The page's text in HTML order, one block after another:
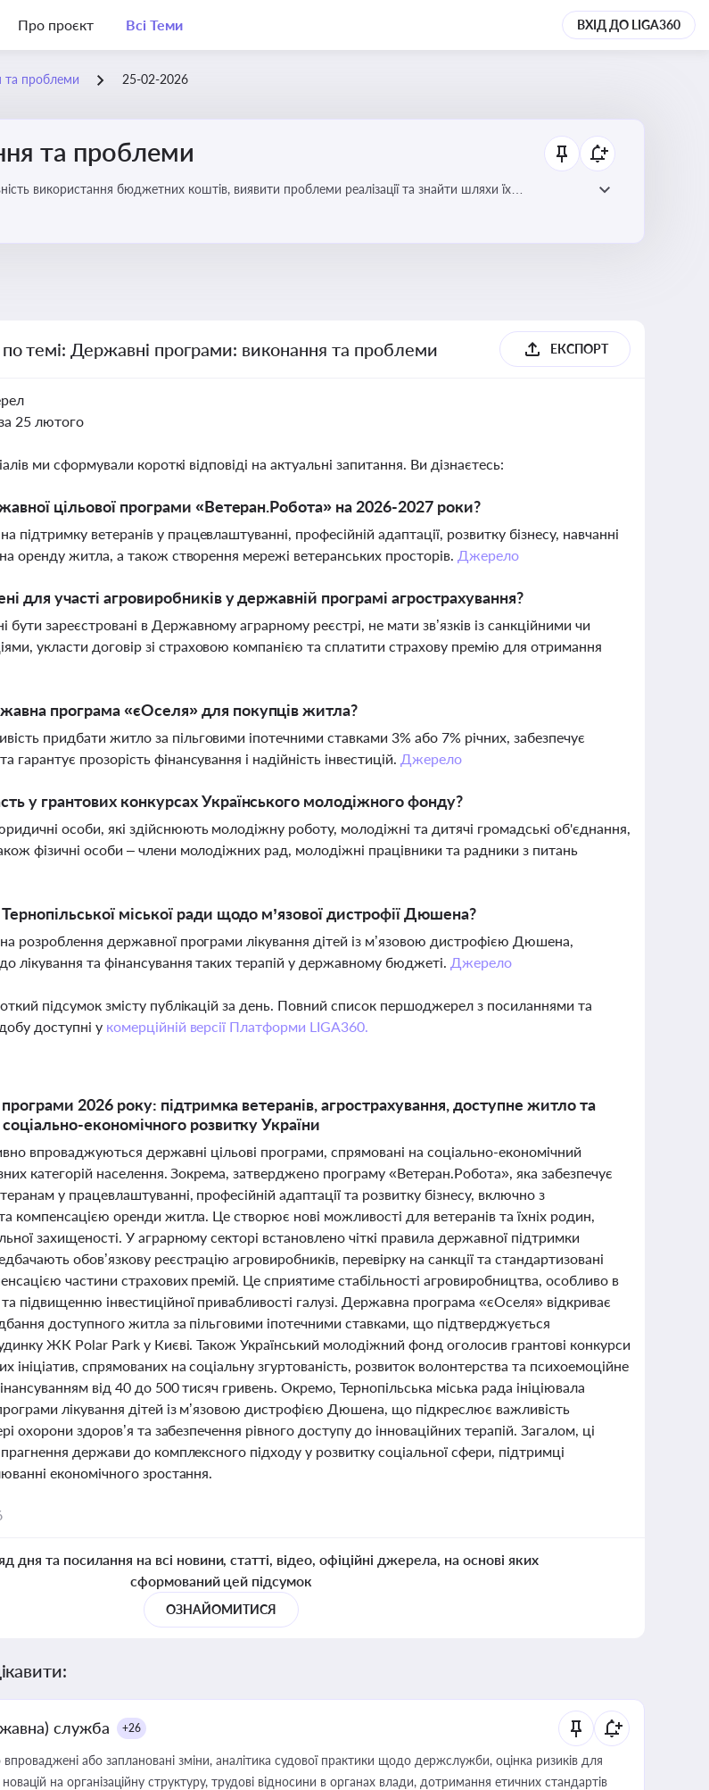
Про проєкт Всі Теми ВХІД ДО LIGA360
та проблеми 25-02-2026
та проблеми
використання бюджетних коштів, виявити проблеми реалізації та знайти шляхи їх
темі: Державні програми: виконання та проблеми ЕКСПОРТ
25 лютого
ми сформували короткі відповіді на актуальні запитання. Ви дізнаєтесь:
цільової програми «Ветеран.Робота» на 2026-2027 роки?
підтримку ветеранів у працевлаштуванні, професійній адаптації, розвитку бізнесу, навчанні
оренду житла, а також створення мережі ветеранських просторів. Джерело
для участі агровиробників у державній програмі агрострахування?
зареєстровані в Державному аграрному реєстрі, не мати зв’язків із санкційними чи
укласти договір зі страховою компанією та сплатити страхову премію для отримання
програма «єОселя» для покупців житла?
придбати житло за пільговими іпотечними ставками 3% або 7% річних, забезпечує
гарантує прозорість фінансування і надійність інвестицій. Джерело
у грантових конкурсах Українського молодіжного фонду?
особи, які здійснюють молодіжну роботу, молодіжні та дитячі громадські об'єднання,
фізичні особи – члени молодіжних рад, молодіжні працівники та радники з питань
міської ради щодо м’язової дистрофії Дюшена?
на розроблення державної програми лікування дітей із м’язовою дистрофією Дюшена,
лікування та фінансування таких терапій у державному бюджеті. Джерело
підсумок змісту публікацій за день. Повний список першоджерел з посиланнями та
доступні у комерційній версії Платформи LIGA360.
програми 2026 року: підтримка ветеранів, агрострахування, доступне житло та
економічного розвитку України
впроваджуються державні цільові програми, спрямовані на соціально-економічний
категорій населення. Зокрема, затверджено програму «Ветеран.Робота», яка забезпечує
у працевлаштуванні, професійній адаптації та розвитку бізнесу, включно з
компенсацією оренди житла. Це створює нові можливості для ветеранів та їхніх родин,
захищеності. У аграрному секторі встановлено чіткі правила державної підтримки
обов’язкову реєстрацію агровиробників, перевірку на санкції та стандартизовані
частини страхових премій. Це сприятиме стабільності агровиробництва, особливо в
підвищенню інвестиційної привабливості галузі. Державна програма «єОселя» відкриває
доступного житла за пільговими іпотечними ставками, що підтверджується
ЖК Polar Park у Києві. Також Український молодіжний фонд оголосив грантові конкурси
ініціатив, спрямованих на соціальну згуртованість, розвиток волонтерства та психоемоційне
від 40 до 500 тисяч гривень. Окремо, Тернопільська міська рада ініціювала
лікування дітей із м’язовою дистрофією Дюшена, що підкреслює важливість
охорони здоров’я та забезпечення рівного доступу до інноваційних терапій. Загалом, ці
держави до комплексного підходу у розвитку соціальної сфери, підтримці
економічного зростання.
дня та посилання на всі новини, статті, відео, офіційні джерела, на основі яких
сформований цей підсумок
ОЗНАЙОМИТИСЯ
служба +26
або заплановані зміни, аналітика судової практики щодо держслужби, оцінка ризиків для
на організаційну структуру, трудові відносини в органах влади, дотримання етичних стандартів